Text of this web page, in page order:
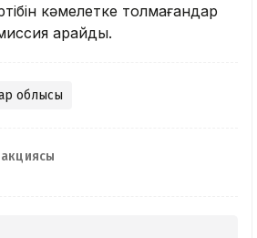
кәмелетке толмағандар
қарайды.
облысы